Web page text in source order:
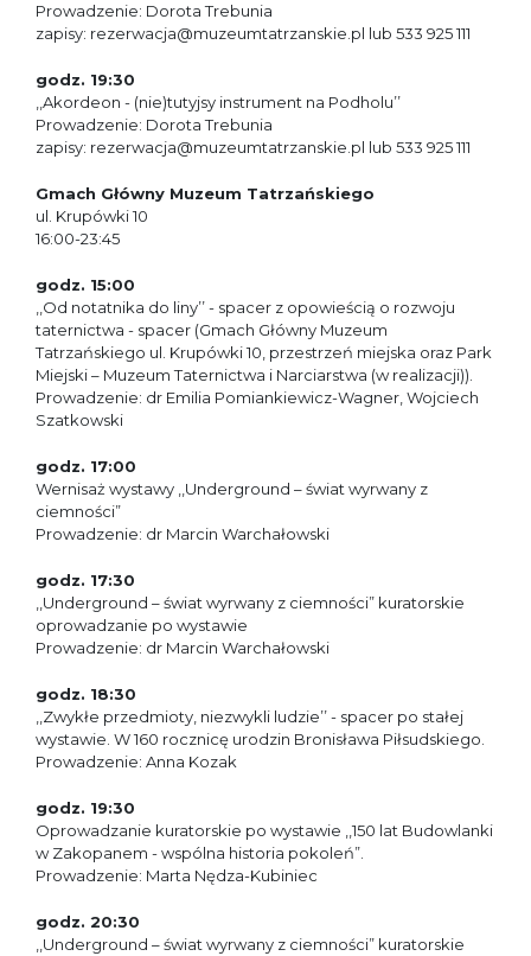
Prowadzenie: Dorota Trebunia
zapisy: rezerwacja@muzeumtatrzanskie.pl lub 533 925 111
godz. 19:30
,,Akordeon - (nie)tutyjsy instrument na Podholu’’
Prowadzenie: Dorota Trebunia
zapisy: rezerwacja@muzeumtatrzanskie.pl lub 533 925 111
Gmach Główny Muzeum Tatrzańskiego
ul. Krupówki 10
16:00-23:45
godz. 15:00
,,Od notatnika do liny’’ - spacer z opowieścią o rozwoju
taternictwa - spacer (Gmach Główny Muzeum
Tatrzańskiego ul. Krupówki 10, przestrzeń miejska oraz Park
Miejski – Muzeum Taternictwa i Narciarstwa (w realizacji)).
Prowadzenie: dr Emilia Pomiankiewicz-Wagner, Wojciech
Szatkowski
godz. 17:00
Wernisaż wystawy ,,Underground – świat wyrwany z
ciemności”
Prowadzenie: dr Marcin Warchałowski
godz. 17:30
,,Underground – świat wyrwany z ciemności” kuratorskie
oprowadzanie po wystawie
Prowadzenie: dr Marcin Warchałowski
godz. 18:30
,,Zwykłe przedmioty, niezwykli ludzie’’ - spacer po stałej
wystawie. W 160 rocznicę urodzin Bronisława Piłsudskiego.
Prowadzenie: Anna Kozak
godz. 19:30
Oprowadzanie kuratorskie po wystawie ,,150 lat Budowlanki
w Zakopanem - wspólna historia pokoleń”.
Prowadzenie: Marta Nędza-Kubiniec
godz. 20:30
,,Underground – świat wyrwany z ciemności” kuratorskie